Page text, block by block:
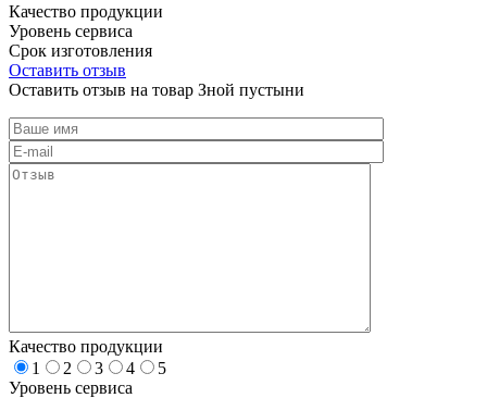
Качество продукции
Уровень сервиса
Срок изготовления
Оставить отзыв
Оставить отзыв на товар Зной пустыни
Качество продукции
1
2 3 4
5
Уровень сервиса